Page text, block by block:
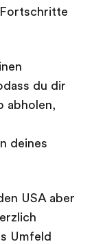
du dir
abholen,
deines
USA aber
Umfeld